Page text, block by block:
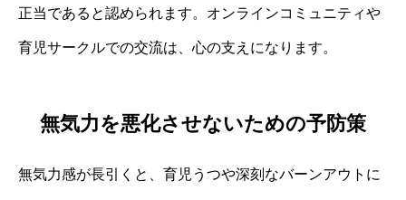
正当であると認められます。オンラインコミュニティや
育児サークルでの交流は、心の支えになります。
無気力を悪化させないための予防策
無気力感が長引くと、育児うつや深刻なバーンアウトに